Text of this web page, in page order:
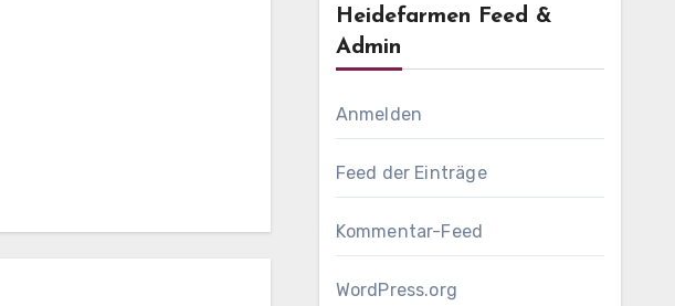
Heidefarmen Feed &
Admin
Anmelden
Feed der Einträge
Kommentar-Feed
WordPress.org